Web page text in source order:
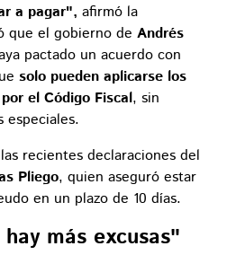
a pagar", afirmó la
que el gobierno de Andrés
pactado un acuerdo con
solo pueden aplicarse los
el Código Fiscal, sin
especiales.
recientes declaraciones del
Pliego, quien aseguró estar
en un plazo de 10 días.
más excusas"